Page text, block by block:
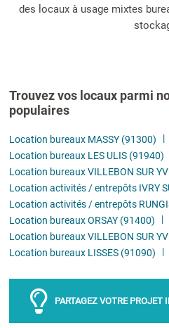
des locaux à usage mixtes
Trouvez vos locaux parmi
populaires
Location bureaux MASSY (91300)
Location bureaux LES ULIS (91940)
Location bureaux VILLEBON SUR
Location activités / entrepôts IVRY
Location activités / entrepôts
Location bureaux ORSAY (91400)
Location bureaux VILLEBON SUR
Location bureaux LISSES (91090)
PARTAGEZ VOTRE PROJET